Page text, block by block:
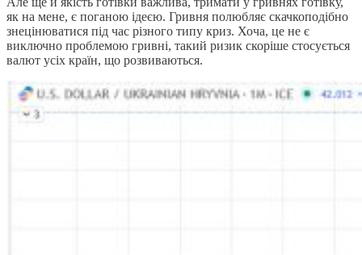
як на мене, є поганою ідеєю. Гривня полюбляє скачкоподібно
знецінюватися під час різного типу криз. Хоча, це не є
виключно проблемою гривні, такий ризик скоріше стосується
валют усіх країн, що розвиваються.